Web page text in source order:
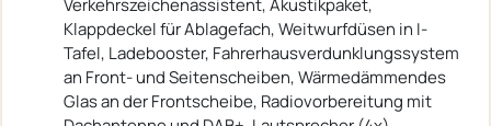
Klappdeckel für Ablagefach, Weitwurfdüsen in I-
Tafel, Ladebooster, Fahrerhausverdunklungssystem
an Front- und Seitenscheiben, Wärmedämmendes
Glas an der Frontscheibe, Radiovorbereitung mit